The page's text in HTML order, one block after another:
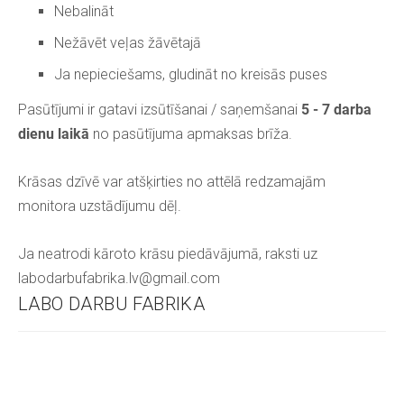
LABO DARBU FABRIKA
Nebalināt
Nežāvēt veļas žāvētajā
Ja nepieciešams, gludināt no kreisās puses
Pasūtījumi ir gatavi izsūtīšanai / saņemšanai 5 - 7 darba
dienu laikā no pasūtījuma apmaksas brīža.
Krāsas dzīvē var atšķirties no attēlā redzamajām
monitora uzstādījumu dēļ.
Ja neatrodi kāroto krāsu piedāvājumā, raksti uz
labodarbufabrika.lv@gmail.com